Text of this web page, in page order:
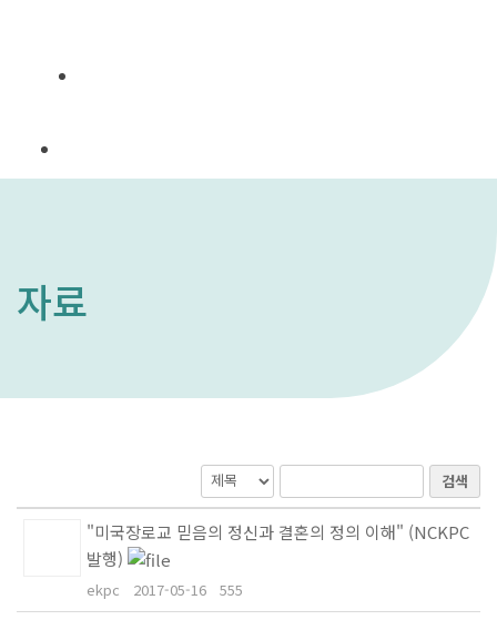
자료
검색
"미국장로교 믿음의 정신과 결혼의 정의 이해" (NCKPC
발행)
ekpc 2017-05-16 555